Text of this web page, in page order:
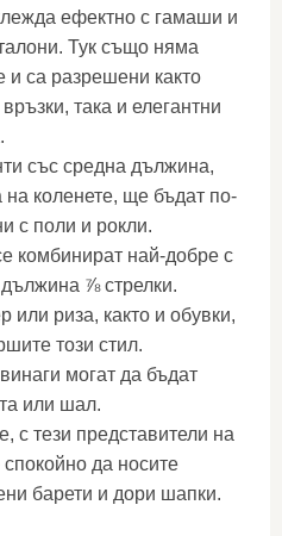
ефектно с гамаши и
Тук също няма
и са разрешени както
така и елегантни
със средна дължина,
на коленете, ще бъдат по-
с поли и рокли.
комбинират най-добре с
⅞ стрелки.
риза, както и обувки,
този стил.
могат да бъдат
или шал.
с тези представители на
да носите
барети и дори шапки.